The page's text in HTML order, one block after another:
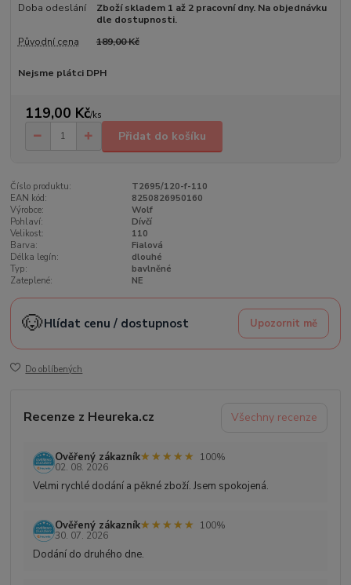
Doba odeslání
Zboží skladem 1 až 2 pracovní dny. Na objednávku
dle dostupnosti.
Původní cena
189,00 Kč
Nejsme plátci DPH
119,00 Kč/ks
Přidat do košíku
Číslo produktu:
T2695/120-f-110
EAN kód:
8250826950160
Výrobce:
Wolf
Pohlaví:
Dívčí
Velikost:
110
Barva:
Fialová
Délka legín:
dlouhé
Typ:
bavlněné
Zateplené:
NE
🐶Hlídat cenu / dostupnost Upozornit mě
Do oblíbených
Recenze z Heureka.cz Všechny recenze
Ověřený zákazník★★★★★
★★★★★
100%
02. 08. 2026
Velmi rychlé dodání a pěkné zboží. Jsem spokojená.
Ověřený zákazník★★★★★
★★★★★
100%
30. 07. 2026
Dodání do druhého dne.